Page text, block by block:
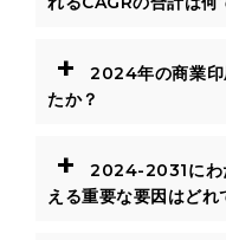
+
2024年の商業印
たか？
+
2024-2031にわ
える重要な要因はどれ